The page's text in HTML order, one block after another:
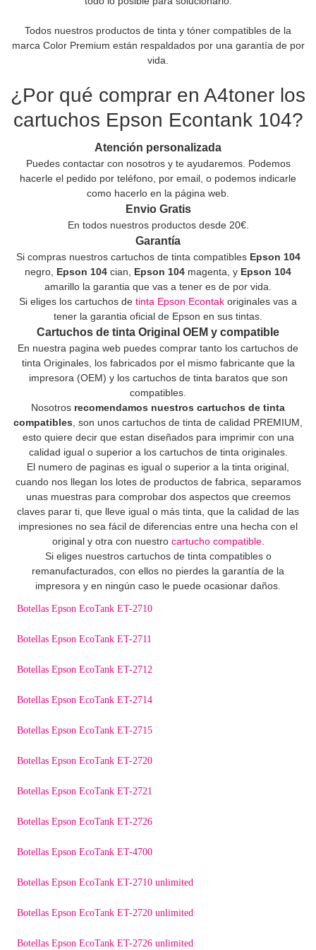
Todos nuestros productos de tinta y tóner compatibles de la
marca Color Premium están respaldados por una garantía de por
vida.
¿Por qué comprar en A4toner los
cartuchos Epson Econtank 104?
Atención personalizada
Puedes contactar con nosotros y te ayudaremos. Podemos
hacerle el pedido por teléfono, por email, o podemos indicarle
como hacerlo en la página web.
Envio Gratis
En todos nuestros productos desde 20€.
Garantía
Si compras nuestros cartuchos de tinta compatiblesEpson 104
negro, Epson 104 cian, Epson 104 magenta, y Epson 104
amarillo la garantia que vas a tener es de por vida.
Si eliges los cartuchos de tinta Epson Econtak originales vas a
tener la garantia oficial de Epson en sus tintas.
Cartuchos de tinta Original OEM y compatible
En nuestra pagina web puedes comprar tanto los cartuchos de
tinta Originales, los fabricados por el mismo fabricante que la
impresora (OEM) y los cartuchos de tinta baratos que son
compatibles.
Nosotros recomendamos nuestros cartuchos de tinta
compatibles, son unos cartuchos de tinta de calidad PREMIUM,
esto quiere decir que estan diseñados para imprimir con una
calidad igual o superior a los cartuchos de tinta originales.
El numero de paginas es igual o superior a la tinta original,
cuando nos llegan los lotes de productos de fabrica, separamos
unas muestras para comprobar dos aspectos que creemos
claves parar ti, que lleve igual o más tinta, que la calidad de las
impresiones no sea fácil de diferencias entre una hecha con el
original y otra con nuestro cartucho compatible.
Si eliges nuestros cartuchos de tinta compatibles o
remanufacturados, con ellos no pierdes la garantía de la
impresora y en ningún caso le puede ocasionar daños.
Botellas Epson EcoTank ET-2710
Botellas Epson EcoTank ET-2711
Botellas Epson EcoTank ET-2712
Botellas Epson EcoTank ET-2714
Botellas Epson EcoTank ET-2715
Botellas Epson EcoTank ET-2720
Botellas Epson EcoTank ET-2721
Botellas Epson EcoTank ET-2726
Botellas Epson EcoTank ET-4700
Botellas Epson EcoTank ET-2710 unlimited
Botellas Epson EcoTank ET-2720 unlimited
Botellas Epson EcoTank ET-2726 unlimited